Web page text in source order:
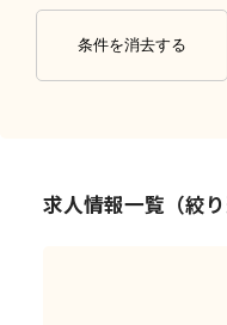
条件を消去する
求人情報一覧（絞り